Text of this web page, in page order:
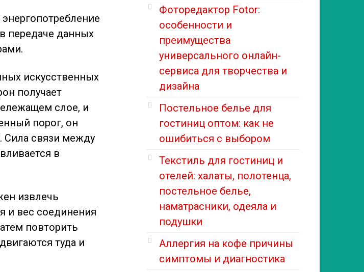
передаче данных
искусственных
получает
слое, и
порог, он
Сила связи между
в
извлечь
и вес соединения
повторить
туда и
Фоторедактор Fotor:
особенности и
преимущества
универсального онлайн-
сервиса для творчества и
дизайна
Постельное белье для
гостиниц оптом: как не
ошибиться с выбором
Текстиль для гостиниц и
отелей: халаты, полотенца,
постельное белье,
наматрасники, одеяла и
подушки
Аллергия на кофе причины
симптомы и диагностика